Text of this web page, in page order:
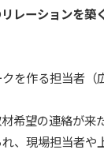
レーションを築
クを作る担当者（
希望の連絡が来
、現場担当者や